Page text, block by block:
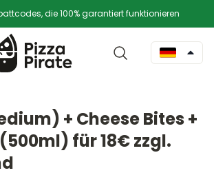
die 100% garantiert funktionieren
+ Cheese Bites +
für 18€ zzgl.